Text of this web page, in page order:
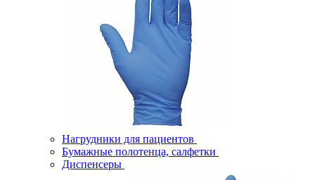
Нагрудники для пациентов
Бумажные полотенца, салфетки
Диспенсеры